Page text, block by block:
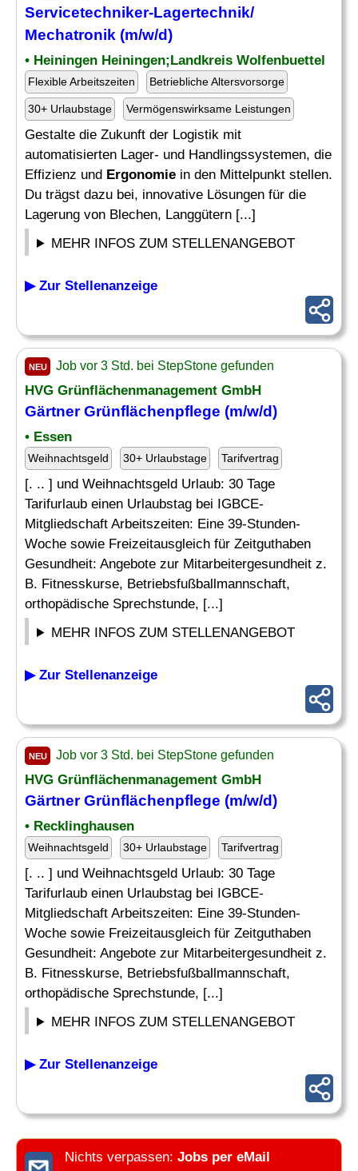
Servicetechniker-Lagertechnik/
Mechatronik (m/w/d)
• Heiningen Heiningen;Landkreis Wolfenbuettel
Flexible Arbeitszeiten Betriebliche Altersvorsorge
30+ Urlaubstage Vermögenswirksame Leistungen
Gestalte die Zukunft der Logistik mit
automatisierten Lager- und Handlingssystemen, die
Effizienz und Ergonomie in den Mittelpunkt stellen.
Du trägst dazu bei, innovative Lösungen für die
Lagerung von Blechen, Langgütern [...]
MEHR INFOS ZUM STELLENANGEBOT
▶ Zur Stellenanzeige
NEU Job vor 3 Std. bei StepStone gefunden
HVG Grünflächenmanagement GmbH
Gärtner Grünflächenpflege (m/w/d)
• Essen
Weihnachtsgeld 30+ Urlaubstage Tarifvertrag
[. .. ] und Weihnachtsgeld Urlaub: 30 Tage
Tarifurlaub einen Urlaubstag bei IGBCE-
Mitgliedschaft Arbeitszeiten: Eine 39-Stunden-
Woche sowie Freizeitausgleich für Zeitguthaben
Gesundheit: Angebote zur Mitarbeitergesundheit z.
B. Fitnesskurse, Betriebsfußballmannschaft,
orthopädische Sprechstunde, [...]
MEHR INFOS ZUM STELLENANGEBOT
▶ Zur Stellenanzeige
NEU Job vor 3 Std. bei StepStone gefunden
HVG Grünflächenmanagement GmbH
Gärtner Grünflächenpflege (m/w/d)
• Recklinghausen
Weihnachtsgeld 30+ Urlaubstage Tarifvertrag
[. .. ] und Weihnachtsgeld Urlaub: 30 Tage
Tarifurlaub einen Urlaubstag bei IGBCE-
Mitgliedschaft Arbeitszeiten: Eine 39-Stunden-
Woche sowie Freizeitausgleich für Zeitguthaben
Gesundheit: Angebote zur Mitarbeitergesundheit z.
B. Fitnesskurse, Betriebsfußballmannschaft,
orthopädische Sprechstunde, [...]
MEHR INFOS ZUM STELLENANGEBOT
▶ Zur Stellenanzeige
Nichts verpassen: Jobs per eMail